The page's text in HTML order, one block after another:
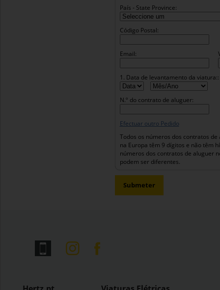
País - State Province:
Código Postal:
Email:
1. Data de levantamento da viatura::
N.º do contrato de aluguer:
Efectuar outro Pedido
Todos os números dos contratos de
na Europa têm 9 dígitos e não têm
números dos contratos de aluguer
podem ser diferentes.
Submeter